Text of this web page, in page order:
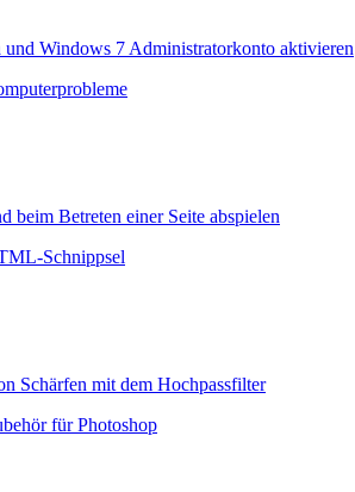
und Windows 7 Administratorkonto aktivieren
beim Betreten einer Seite abspielen
Schnippsel
Schärfen mit dem Hochpassfilter
für Photoshop